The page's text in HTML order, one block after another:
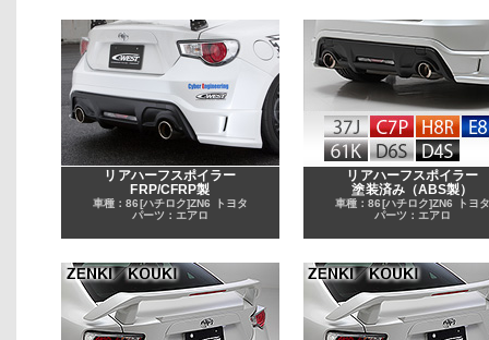
リアハーフスポイラー
FRP/CFRP製
車種：86[ハチロク]ZN6 トヨタ
パーツ：エアロ
リアハーフスポイラー
塗装済み（ABS製）
車種：86[ハチロク]ZN6 トヨ
パーツ：エアロ